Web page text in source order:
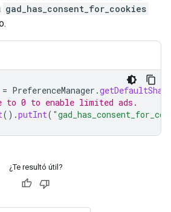
gad_has_consent_for_cookies
= PreferenceManager .
to 0 to enable limited ads.
().putInt(
¿Te resultó útil?